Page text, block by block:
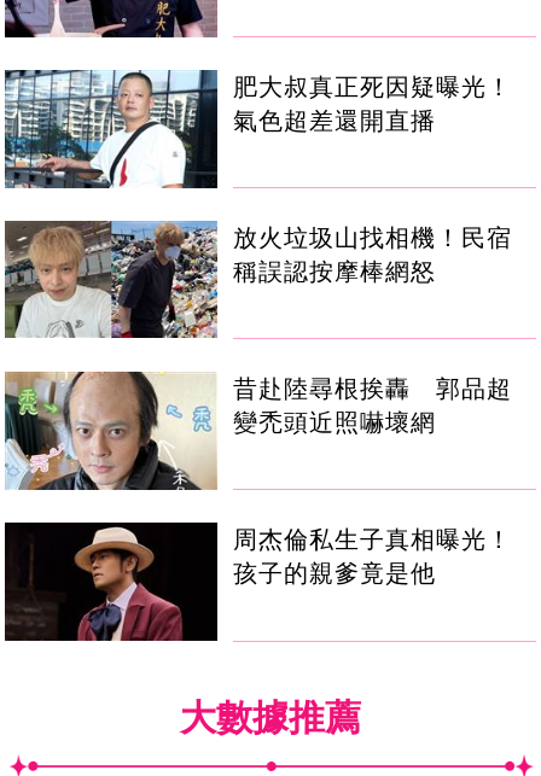
肥大叔真正死因疑曝光！
氣色超差還開直播
放火垃圾山找相機！民宿
稱誤認按摩棒網怒
昔赴陸尋根挨轟 郭品超
變禿頭近照嚇壞網
周杰倫私生子真相曝光！
孩子的親爹竟是他
大數據推薦